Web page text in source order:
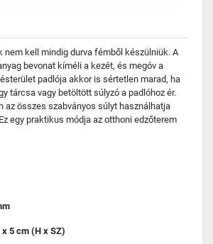
nem kell mindig durva fémből készülniük. A
bevonat kíméli a kezét, és megóv a
padlója akkor is sértetlen marad, ha
tárcsa vagy betöltött súlyzó a padlóhoz ér.
az összes szabványos súlyt használhatja
egy praktikus módja az otthoni edzőterem
5 cm (H x SZ)